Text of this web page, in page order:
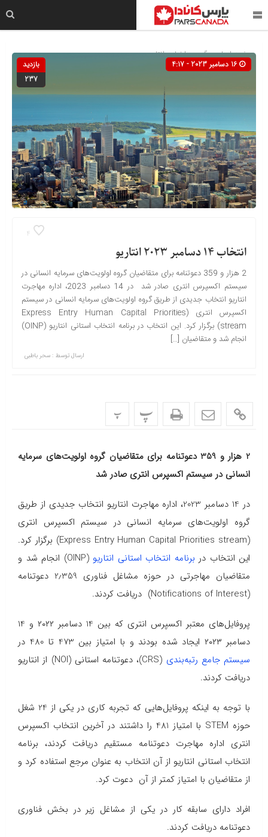
صفحه اصلی» گروه »اخبار»انتاریو
بازدید
237
4
انتخاب 14 دسامبر 2023 انتاریو
2 هزار و 359 دعوتنامه برای متقاضیان گروه اولویت‌های سرمایه انسانی در
سیستم اکسپرس انتری صادر شد در 14 دسامبر 2023، اداره مهاجرت
انتاریو انتخاب جدیدی از طریق گروه اولویت‌های سرمایه انسانی در سیستم
اکسپرس انتری (Express Entry Human Capital Priorities
stream) برگزار کرد. این انتخاب‌ در برنامه انتخاب استانی انتاریو (OINP)
انجام شد و متقاضیان […]
ارسال توسط : سحر باطبی
پ پ
2 هزار و 359 دعوتنامه برای متقاضیان گروه اولویت‌های سرمایه
انسانی در سیستم اکسپرس انتری صادر شد
در 14 دسامبر 2023، اداره مهاجرت انتاریو انتخاب جدیدی از طریق
گروه اولویت‌های سرمایه انسانی در سیستم اکسپرس انتری
(Express Entry Human Capital Priorities stream) برگزار کرد.
این انتخاب‌ در برنامه انتخاب استانی انتاریو
(OINP) انجام شد و
متقاضیان مهاجرتی در حوزه مشاغل فناوری 2٫359 دعوتنامه
(Notifications of Interest) دریافت کردند.
پروفایل‌های معتبر اکسپرس انتری که بین 14 دسامبر ۲۰۲۲ و 14
دسامبر ۲۰۲۳ ایجاد شده بودند و با امتیاز بین 473 تا 480 در
سیستم جامع رتبه‌بندی
(CRS)، دعوتنامه‌ استانی (NOI) از انتاریو
دریافت کردند.
با توجه به اینکه پروفایل‌هایی که تجربه کاری در یکی از 24 شغل
حوزه STEM با امتیاز 481 را داشتند در آخرین انتخاب اکسپرس
انتری اداره مهاجرت دعوتنامه مستقیم دریافت کردند، برنامه
انتخاب استانی انتاریو از آن انتخاب به عنوان مرجع استفاده کرد و
از متقاضیان با امتیاز کمتر از آن دعوت کرد.
افراد دارای سابقه کار در یکی از مشاغل زیر در بخش فناوری
دعوتنامه دریافت کردند.